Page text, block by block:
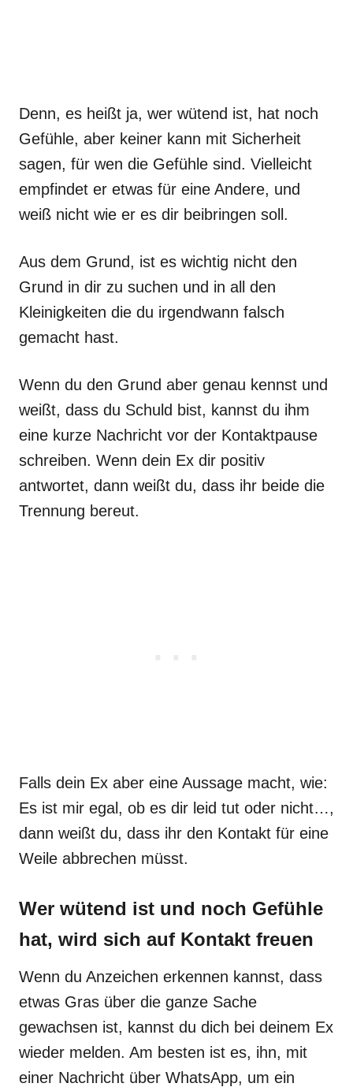
Denn, es heißt ja, wer wütend ist, hat noch
Gefühle, aber keiner kann mit Sicherheit
sagen, für wen die Gefühle sind. Vielleicht
empfindet er etwas für eine Andere, und
weiß nicht wie er es dir beibringen soll.
Aus dem Grund, ist es wichtig nicht den
Grund in dir zu suchen und in all den
Kleinigkeiten die du irgendwann falsch
gemacht hast.
Wenn du den Grund aber genau kennst und
weißt, dass du Schuld bist, kannst du ihm
eine kurze Nachricht vor der Kontaktpause
schreiben. Wenn dein Ex dir positiv
antwortet, dann weißt du, dass ihr beide die
Trennung bereut.
Falls dein Ex aber eine Aussage macht, wie:
Es ist mir egal, ob es dir leid tut oder nicht…,
dann weißt du, dass ihr den Kontakt für eine
Weile abbrechen müsst.
Wer wütend ist und noch Gefühle
hat, wird sich auf Kontakt freuen
Wenn du Anzeichen erkennen kannst, dass
etwas Gras über die ganze Sache
gewachsen ist, kannst du dich bei deinem Ex
wieder melden. Am besten ist es, ihn, mit
einer Nachricht über WhatsApp, um ein